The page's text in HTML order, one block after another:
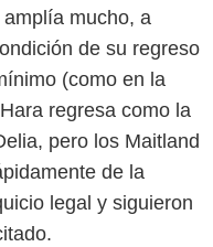
mucho, a
de su regreso
(como en la
regresa como la
pero los Maitland
de la
legal y siguieron